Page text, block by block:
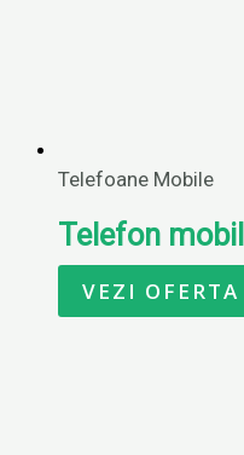
Telefoane Mobile
Telefon
VEZI OFERTA